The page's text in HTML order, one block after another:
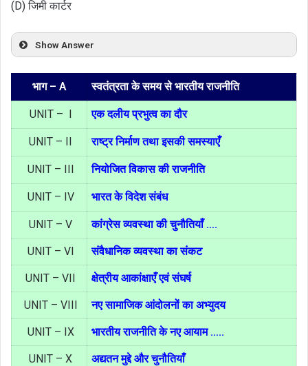
(D) जिमी कार्टर
Show Answer
भाग – A स्वतंत्रता के समय से भारतीय राजनीति
UNIT – I एक दलीय प्रभुत्व का दौर
UNIT – II राष्ट्र निर्माण तथा इसकी समस्याएँ
UNIT – III नियोजित विकास की राजनीति
UNIT – IV भारत के विदेश संबंध
UNIT – V कांग्रेस व्यवस्था की चुनौतियाँ ….
UNIT – VI संवैधानिक व्यवस्था का संकट
UNIT – VII क्षेत्रीय आकांक्षाएँ एवं संघर्ष
UNIT – VIII नए सामाजिक आंदोलनों का अभ्युदय
UNIT – IX भारतीय राजनीति के नए आयाम …..
UNIT – X अद्यतन मुद्दे और चुनौतियाँ